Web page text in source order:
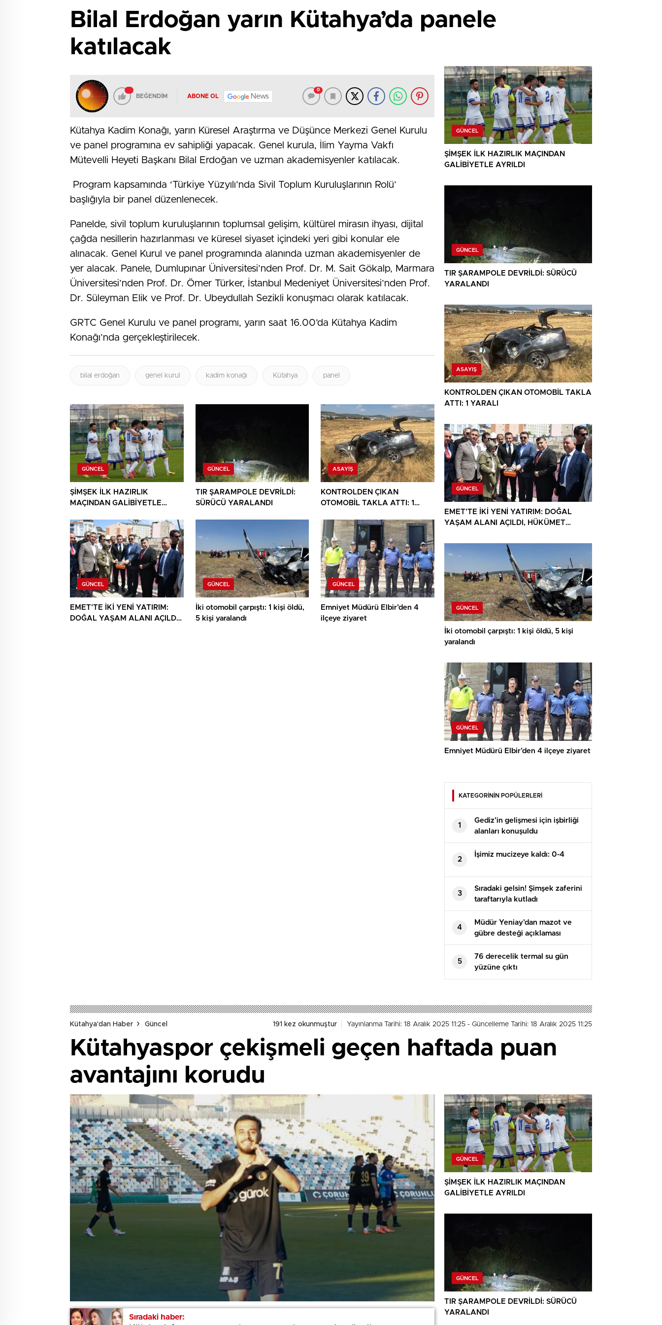
Bilal Erdoğan yarın Kütahya’da panele
katılacak
BEĞENDİM ABONE OL News
0
Kütahya Kadim Konağı, yarın Küresel Araştırma ve Düşünce Merkezi Genel Kurulu
ve panel programına ev sahipliği yapacak. Genel kurula, İlim Yayma Vakfı
Mütevelli Heyeti Başkanı Bilal Erdoğan ve uzman akademisyenler katılacak.
Program kapsamında ‘Türkiye Yüzyılı’nda Sivil Toplum Kuruluşlarının Rolü’
başlığıyla bir panel düzenlenecek.
Panelde, sivil toplum kuruluşlarının toplumsal gelişim, kültürel mirasın ihyası, dijital
çağda nesillerin hazırlanması ve küresel siyaset içindeki yeri gibi konular ele
alınacak. Genel Kurul ve panel programında alanında uzman akademisyenler de
yer alacak. Panele, Dumlupınar Üniversitesi’nden Prof. Dr. M. Sait Gökalp, Marmara
Üniversitesi’nden Prof. Dr. Ömer Türker, İstanbul Medeniyet Üniversitesi’nden Prof.
Dr. Süleyman Elik ve Prof. Dr. Ubeydullah Sezikli konuşmacı olarak katılacak.
GRTC Genel Kurulu ve panel programı, yarın saat 16.00’da Kütahya Kadim
Konağı’nda gerçekleştirilecek.
bilal erdoğan genel kurul kadim konağı Kütahya panel
GÜNCEL
ŞİMŞEK İLK HAZIRLIK
MAÇINDAN GALİBİYETLE
GÜNCEL
TIR ŞARAMPOLE DEVRİLDİ:
SÜRÜCÜ YARALANDI
ASAYIŞ
KONTROLDEN ÇIKAN
OTOMOBİL TAKLA ATTI: 1
GÜNCEL
EMET’TE İKİ YENİ YATIRIM:
DOĞAL YAŞAM ALANI AÇILDI,
GÜNCEL
İki otomobil çarpıştı: 1 kişi öldü,
5 kişi yaralandı
GÜNCEL
Emniyet Müdürü Elbir’den 4
ilçeye ziyaret
Sıradaki haber:
GÜNCEL
ŞİMŞEK İLK HAZIRLIK MAÇINDAN
GALİBİYETLE AYRILDI
GÜNCEL
TIR ŞARAMPOLE DEVRİLDİ: SÜRÜCÜ
YARALANDI
ASAYIŞ
KONTROLDEN ÇIKAN OTOMOBİL TAKLA
ATTI: 1 YARALI
GÜNCEL
EMET’TE İKİ YENİ YATIRIM: DOĞAL
YAŞAM ALANI AÇILDI, HÜKÜMET
GÜNCEL
İki otomobil çarpıştı: 1 kişi öldü, 5 kişi
yaralandı
GÜNCEL
Emniyet Müdürü Elbir’den 4 ilçeye ziyaret
KATEGORİNİN POPÜLERLERİ
1
Gediz’in gelişmesi için işbirliği
alanları konuşuldu
2
İşimiz mucizeye kaldı: 0-4
3
Sıradaki gelsin! Şimşek zaferini
taraftarıyla kutladı
4
Müdür Yeniay’dan mazot ve
gübre desteği açıklaması
5
76 derecelik termal su gün
yüzüne çıktı
Kütahya'dan Haber Güncel 191 kez okunmuştur Yayınlanma Tarihi: 18 Aralık 2025 11:25 - Güncelleme Tarihi: 18 Aralık 2025 11:25
Kütahyaspor çekişmeli geçen haftada puan
avantajını korudu
Sıradaki haber:
GÜNCEL
ŞİMŞEK İLK HAZIRLIK MAÇINDAN
GALİBİYETLE AYRILDI
GÜNCEL
TIR ŞARAMPOLE DEVRİLDİ: SÜRÜCÜ
YARALANDI